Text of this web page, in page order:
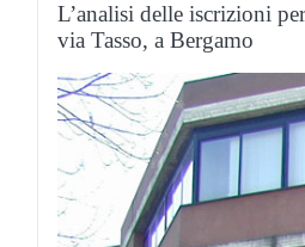
L’analisi delle iscrizioni
via Tasso, a Bergamo